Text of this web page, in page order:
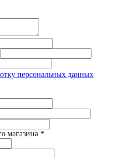
персональных данных
магазина *